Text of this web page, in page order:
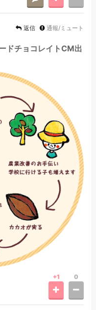
返信 通報/ミュート
ドチョコレイトCM出
+1 0